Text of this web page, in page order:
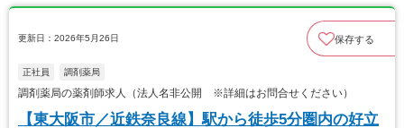
更新日：2026年5月26日 保存する
正社員 調剤薬局
調剤薬局の薬剤師求人（法人名非公開 ※詳細はお問合せください）
【東大阪市／近鉄奈良線】駅から徒歩5分圏内の好立